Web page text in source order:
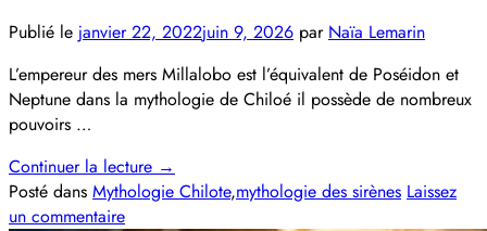
Publié le janvier 22, 2022juin 9, 2026 par Naïa Lemarin
L’empereur des mers Millalobo est l’équivalent de Poséidon et
Neptune dans la mythologie de Chiloé il possède de nombreux
pouvoirs …
Continuer la lecture →
Posté dans Mythologie Chilote,mythologie des sirènes Laissez
un commentaire